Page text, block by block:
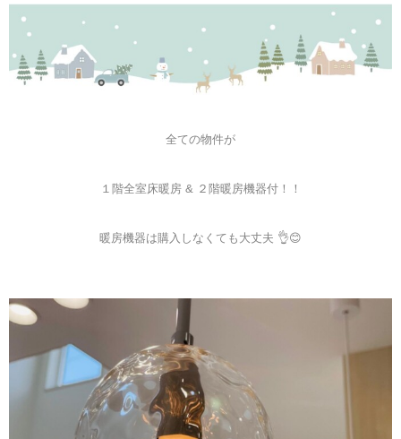
全ての物件が
１階全室床暖房 & ２階暖房機器付！！
暖房機器は購入しなくても大丈夫 👌😊